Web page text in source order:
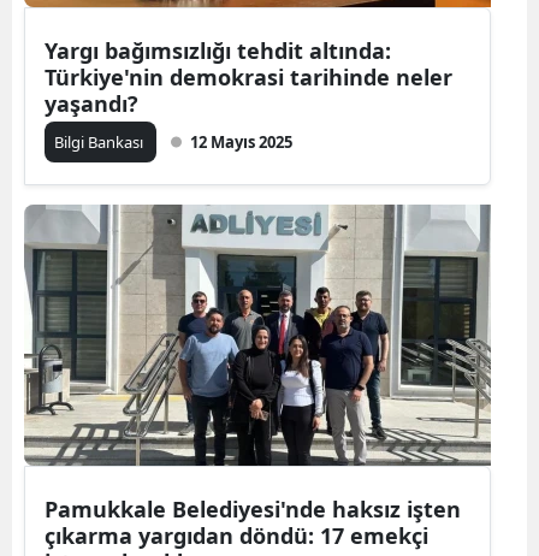
Yargı bağımsızlığı tehdit altında:
Türkiye'nin demokrasi tarihinde neler
yaşandı?
Bilgi Bankası 12 Mayıs 2025
Pamukkale Belediyesi'nde haksız işten
çıkarma yargıdan döndü: 17 emekçi